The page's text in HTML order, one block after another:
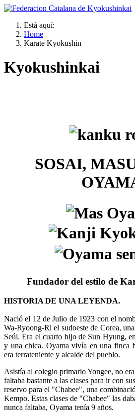
Está aquí:
Home
Karate Kyokushin
Kyokushinkai
SOSAI,
Fundador del estilo de
HISTORIA DE UNA LEYENDA.
Nació el 12 de Julio de 1923 con el
Wa-Ryoong-Ri el sudoeste de Corea,
Seúl. Era el cuarto hijo de Sun Hyung,
y una chica. Oyama vivía en una finca
era terrateniente y alcalde del pueblo.
Asistía al colegio primario Yongee, no
faltaba bastante a las clases para ir con
reservo para el "Chabee", una
Kempo. Estas clases de "Chabee" las
nunca faltaba, Oyama tenía 9 años.